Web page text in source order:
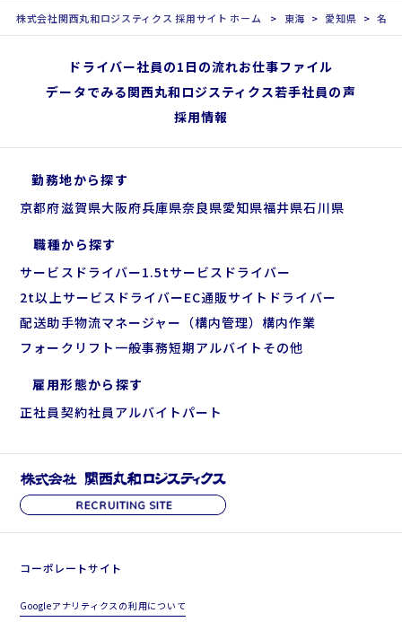
株式会社関西丸和ロジスティクス 採用サイト ホーム 東海 愛知県 名古
ドライバー社員の1日の流れお仕事ファイル
データでみる関西丸和ロジスティクス若手社員の声
採用情報
コーポレートサイト
Googleアナリティクスの利用について
勤務地から探す
京都府滋賀県大阪府兵庫県奈良県愛知県福井県石川県
職種から探す
サービスドライバー1.5tサービスドライバー
2t以上サービスドライバーEC通販サイトドライバー
配送助手物流マネージャー（構内管理）構内作業
フォークリフト 一般事務短期アルバイト その他
雇用形態から探す
正社員 契約社員 アルバイトパート